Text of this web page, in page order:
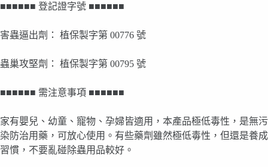
■■■■■■ 登記證字號 ■■■■■■
害蟲逼出劑： 植保製字第 00776 號
蟲巢攻堅劑： 植保製字第 00795 號
■■■■■■ 需注意事項 ■■■■■■
家有嬰兒、幼童、寵物、孕婦皆適用，本產品極低毒性，是無污
染防治用藥，可放心使用。有些藥劑雖然極低毒性，但還是養成
習慣，不要亂碰除蟲用品較好。